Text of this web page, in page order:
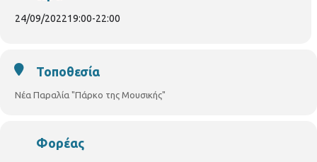
Μουσικής, στη Νέα Παραλία απέναντι απο την Γενική Κλινική. Η
24/09/202219:00-22:00
Τοποθεσία
Νέα Παραλία "Πάρκο της Μουσικής"
Φορέας